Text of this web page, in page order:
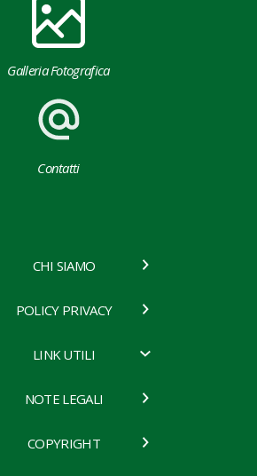
Galleria Fotografica
Contatti
CHI SIAMO
POLICY PRIVACY
LINK UTILI
NOTE LEGALI
COPYRIGHT